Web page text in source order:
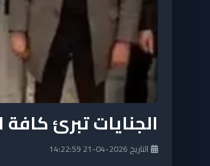
الجنايات تبرئ
التاريخ 2026-04-21 14:22:59